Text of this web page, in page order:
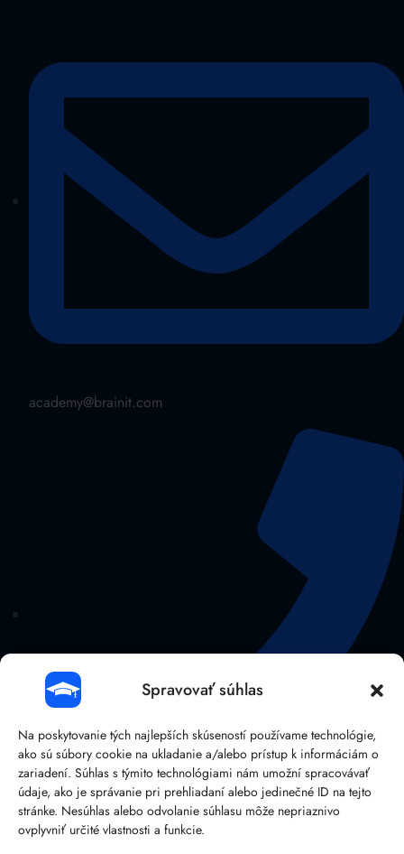
Spravovať súhlas
Na poskytovanie tých najlepších skúseností používame technológie,
ako sú súbory cookie na ukladanie a/alebo prístup k informáciám o
zariadení. Súhlas s týmito technológiami nám umožní spracovávať
údaje, ako je správanie pri prehliadaní alebo jedinečné ID na tejto
stránke. Nesúhlas alebo odvolanie súhlasu môže nepriaznivo
ovplyvniť určité vlastnosti a funkcie.
academy@brainit.com
041/38 107 14